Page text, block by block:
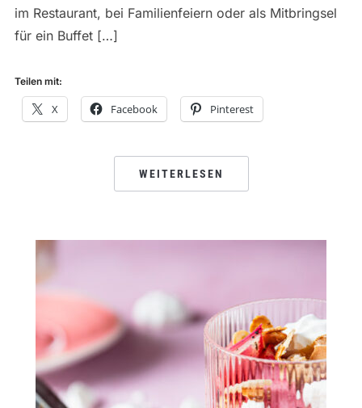
im Restaurant, bei Familienfeiern oder als Mitbringsel
für ein Buffet […]
Teilen mit:
X Facebook Pinterest
WEITERLESEN